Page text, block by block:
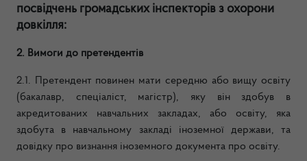
посвідчень громадських інспекторів з охорони
довкілля:
2. Вимоги до претендентів
2.1. Претендент повинен мати середню або вищу освіту
(бакалавр, спеціаліст, магістр), яку він здобув в
акредитованих навчальних закладах, або освіту, яка
здобута в навчальному закладі іноземної держави, та
довідку про визнання іноземного документа про освіту.